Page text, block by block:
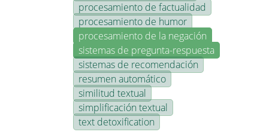
procesamiento de factualidad
procesamiento de humor
procesamiento de la negación
sistemas de pregunta-respuesta
sistemas de recomendación
resumen automático
similitud textual
simplificación textual
text detoxification